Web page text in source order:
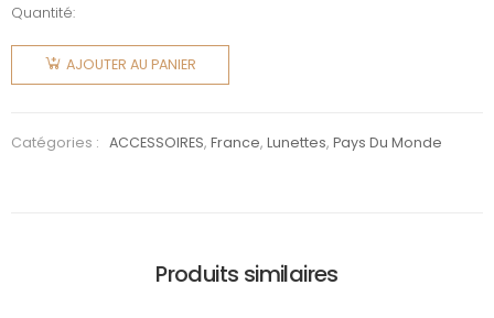
Quantité:
quantité
Lunettes
blanc
AJOUTER AU PANIER
Catégories : ACCESSOIRES,France,Lunettes,Pays Du Monde
Produits similaires